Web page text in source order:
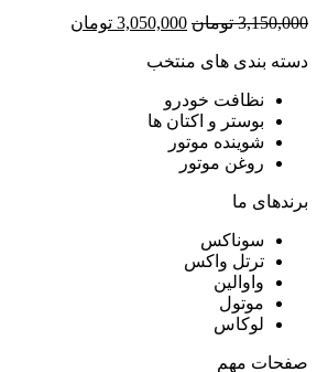
3,150,000 تومان قیمت
3,050,000 تومان
دسته بندی های منتخب
نظافت خودرو
بوستر و اکتان ها
شوینده موتور
روغن موتور
برندهای ما
سوناکس
ترتل واکس
واوالین
موتول
لوکاس
صفحات مهم